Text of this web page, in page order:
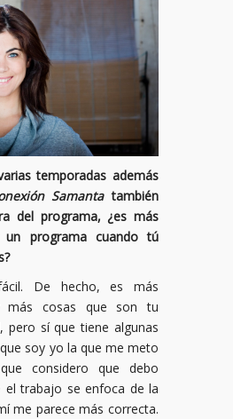
temporadas además
Samantatambién
del programa, ¿es más
un programa cuando tú
De hecho, es más
más cosas que son tu
pero sí que tiene algunas
soy yo la que me meto
considero que debo
el trabajo se enfoca de la
me parece más correcta.